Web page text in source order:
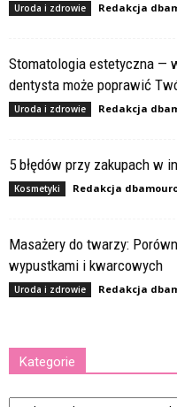
Uroda i zdrowie Redakcja
Stomatologia estetyczna —
dentysta może poprawić
Uroda i zdrowie Redakcja
5 błędów przy zakupach w
Kosmetyki Redakcja
Masażery do twarzy:
wypustkami i kwarcowych
Uroda i zdrowie Redakcja
Kategorie
Kategorie